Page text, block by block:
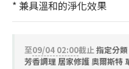
* 兼具溫和的淨化效果
至09/04 02:00截止指定分
芳香調理 居家修護 奧爾斯特